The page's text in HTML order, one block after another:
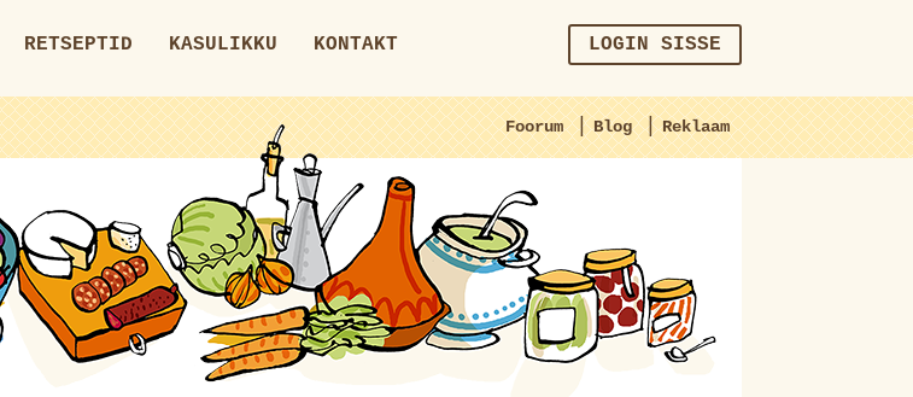
RETSEPTID KASULIKKU KONTAKT LOGIN SISSE
Foorum | Blog | Reklaam